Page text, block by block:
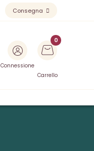
Consegna
Connessione
Carrello